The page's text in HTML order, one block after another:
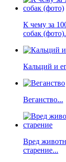
К чему за
собак
Кальций и
Веганство...
Вред
старение...